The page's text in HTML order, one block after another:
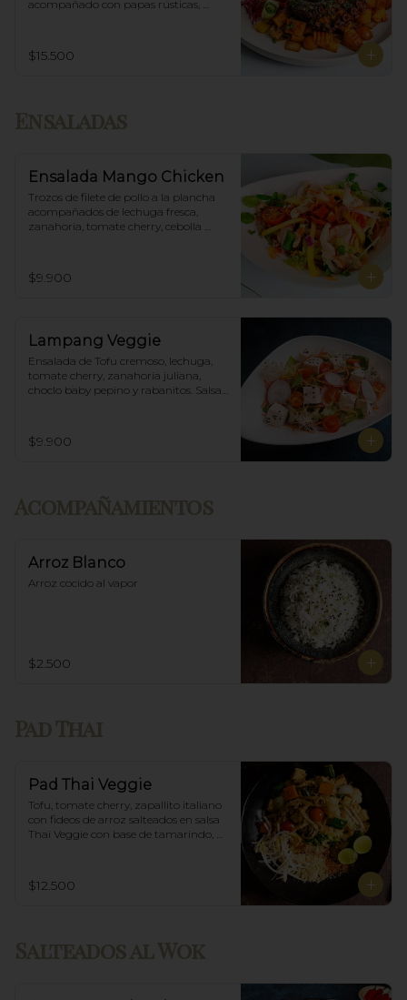
acompañado con papas rústicas,
$15.500
Ensaladas
Ensalada Mango Chicken
Trozos de filete de pollo a la plancha
acompañados de lechuga fresca,
zanahoria, tomate cherry, cebolla
$9.900
Lampang Veggie
Ensalada de Tofu cremoso, lechuga,
tomate cherry, zanahoria juliana,
choclo baby pepino y rabanitos. Salsa
$9.900
Arroz Blanco
Arroz cocido al vapor
$2.500
Pad Thai Veggie
Tofu, tomate cherry, zapallito italiano
con fideos de arroz salteados en salsa
Thai Veggie con base de tamarindo,
$12.500
Salteados al Wok